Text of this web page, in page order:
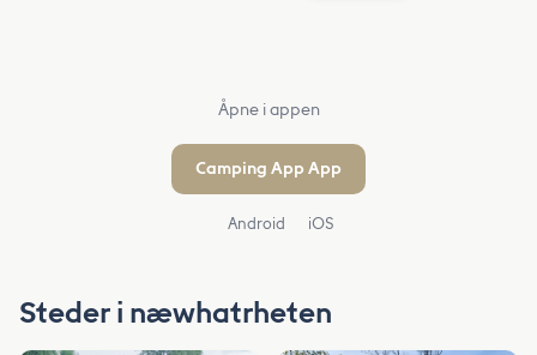
Åpne i appen
Camping App App
Android iOS
Steder i næwhatrheten